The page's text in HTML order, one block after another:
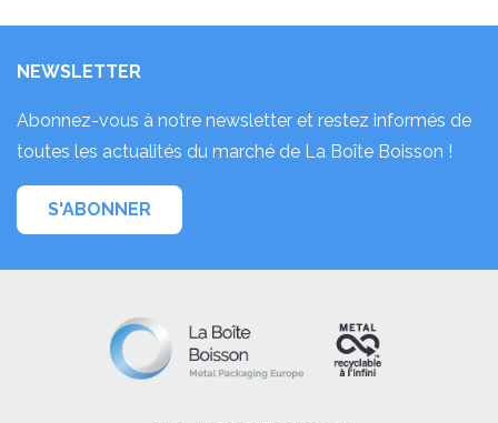
NEWSLETTER
Abonnez-vous à notre newsletter et restez informés de
toutes les actualités du marché de La Boîte Boisson !
S'ABONNER